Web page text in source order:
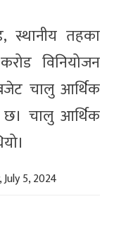
स्थानीय तहका
विनियोजन
चालु आर्थिक
छ। चालु आर्थिक
5, 2024